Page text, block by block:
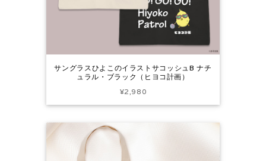
サングラスひよこのイラストサコッシュB ナチ
ュラル・ブラック（ヒヨコ計画）
¥2,980